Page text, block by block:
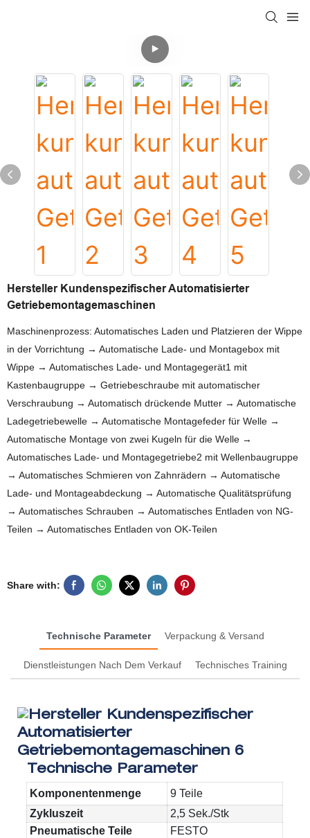
Hersteller Kundenspezifischer Automatisierter
Getriebemontagemaschinen
Maschinenprozess: Automatisches Laden und Platzieren der Wippe
in der Vorrichtung → Automatische Lade- und Montagebox mit
Wippe → Automatisches Lade- und Montagegerät1 mit
Kastenbaugruppe → Getriebeschraube mit automatischer
Verschraubung → Automatisch drückende Mutter → Automatische
Ladegetriebewelle → Automatische Montagefeder für Welle →
Automatische Montage von zwei Kugeln für die Welle →
Automatisches Lade- und Montagegetriebe2 mit Wellenbaugruppe
→ Automatisches Schmieren von Zahnrädern → Automatische
Lade- und Montageabdeckung → Automatische Qualitätsprüfung
→ Automatisches Schrauben → Automatisches Entladen von NG-
Teilen → Automatisches Entladen von OK-Teilen
Share with:
Technische Parameter Verpackung & Versand
Dienstleistungen Nach Dem Verkauf Technisches Training
Technische Parameter
Komponentenmenge
9 Teile
Zykluszeit
2,5 Sek./Stk
Pneumatische Teile
FESTO